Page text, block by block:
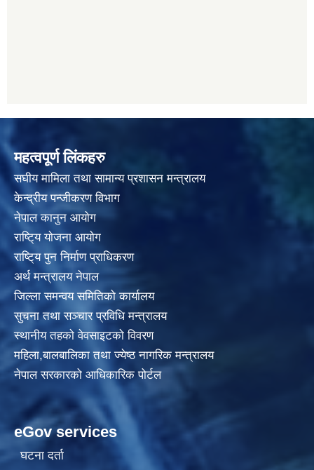
महत्वपूर्ण लिंकहरु
स‌घीय मामिला तथा सामान्य प्रशासन मन्त्रालय
केन्द्रीय पन्जीकरण विभाग
नेपाल कानुन आयाेग
राष्टि्य याेजना आयाेग
राष्टि्य पुन निर्माण प्राधिकरण
अर्थ मन्त्रालय नेपाल
जिल्ला समन्वय समितिको कार्यालय
सुचना तथा सञ्चार प्रविधि मन्त्रालय
स्थानीय तहकाे वेवसाइटकाे विवरण
महिला,बालबालिका तथा ज्येष्ठ नागरिक मन्त्रालय
नेपाल सरकारको आधिकारिक पोर्टल
eGov services
घटना दर्ता